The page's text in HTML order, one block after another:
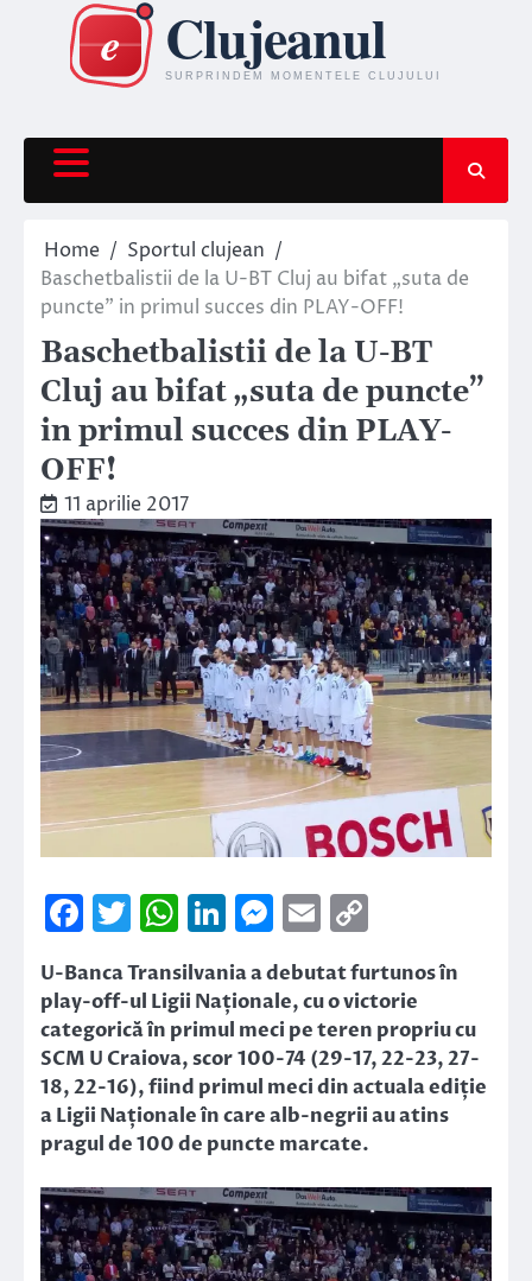
content
Home
Sportul clujean
Baschetbalistii de la U-BT Cluj au bifat „suta de
puncte” in primul succes din PLAY-OFF!
Baschetbalistii de la U-BT
Cluj au bifat „suta de puncte”
in primul succes din PLAY-
OFF!
11 aprilie 2017
Facebook
Twitter
WhatsApp
LinkedIn
Messenger
Email
Link
U-Banca Transilvania a debutat furtunos în
play-off-ul Ligii Naționale, cu o victorie
categorică în primul meci pe teren propriu cu
SCM U Craiova, scor 100-74 (29-17, 22-23, 27-
18, 22-16), fiind primul meci din actuala ediție
a Ligii Naționale în care alb-negrii au atins
pragul de 100 de puncte marcate.